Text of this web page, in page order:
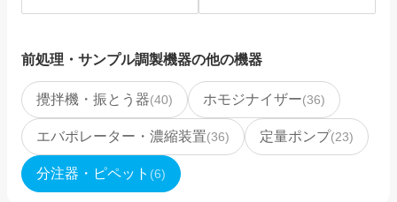
前処理・サンプル調製機器の他の機器
攪拌機・振とう器(40) ホモジナイザー(36)
エバポレーター・濃縮装置(36) 定量ポンプ(23)
分注器・ピペット (6)